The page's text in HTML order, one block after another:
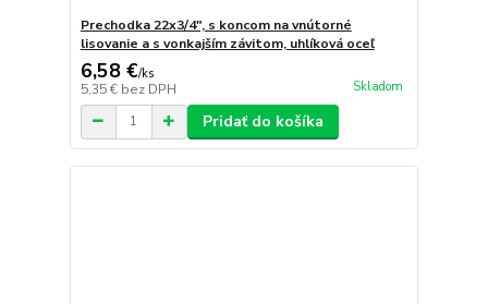
Prechodka 22x3/4", s koncom na vnútorné
lisovanie a s vonkajším závitom, uhlíková oceľ
6,58 €/ks
5,35 € bez DPH Skladom
Pridať do košíka